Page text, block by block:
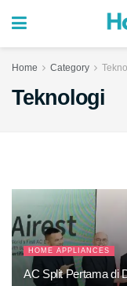
Home Category
Teknologi
HOME APPLIANCES
AC Split Pertama di